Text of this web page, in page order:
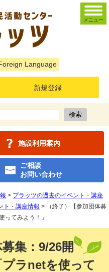
Language
新規登録
施設利用案内
ご相談
お問い合わせ
メニュー
> プラッツの過去のイベント・講座
ト・講座情報 > （終了）【参加団体募
ってみよう！」
募集：9/26開
ラnetを使って